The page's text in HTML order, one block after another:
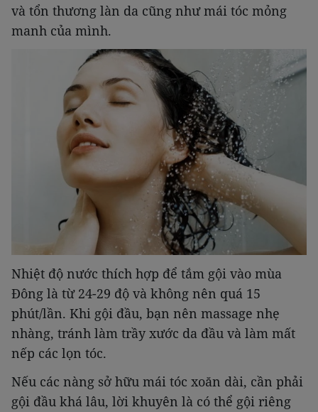
và tổn thương làn da cũng như mái tóc mỏng
manh của mình.
Nhiệt độ nước thích hợp để tắm gội vào mùa
Đông là từ 24-29 độ và không nên quá 15
phút/lần. Khi gội đầu, bạn nên massage nhẹ
nhàng, tránh làm trầy xước da đầu và làm mất
nếp các lọn tóc.
Nếu các nàng sở hữu mái tóc xoăn dài, cần phải
gội đầu khá lâu, lời khuyên là có thể gội riêng